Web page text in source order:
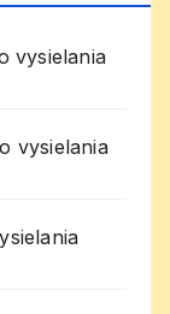
vysielania
vysielania